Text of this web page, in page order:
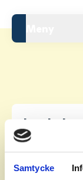
Samtycke